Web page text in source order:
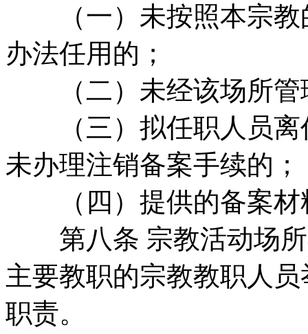
（一）未按照本宗教
办法任用的；
（二）未经该场所管
（三）拟任职人员离
未办理注销备案手续的；
（四）提供的备案材
第八条 宗教活动场所
主要教职的宗教教职人
职责。